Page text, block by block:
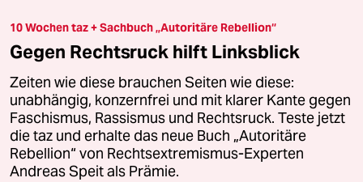
10 Wochen taz + Sachbuch „Autoritäre Rebellion“
Gegen Rechtsruck hilft Linksblick
Zeiten wie diese brauchen Seiten wie diese:
unabhängig, konzernfrei und mit klarer Kante gegen
Faschismus, Rassismus und Rechtsruck. Teste jetzt
die taz und erhalte das neue Buch „Autoritäre
Rebellion“ von Rechtsextremismus-Experten
Andreas Speit als Prämie.